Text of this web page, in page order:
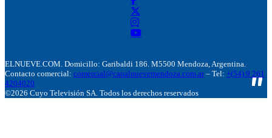
ELNUEVE.COM. Domicillo: Garibaldi 186. M5500 Mendoza, Argentina.
Contacto comercial: comercial@canalnuevemendoza.com.ar – Tel: +(54) 9 261
4204020
©2026 Cuyo Televisión SA. Todos los derechos reservados